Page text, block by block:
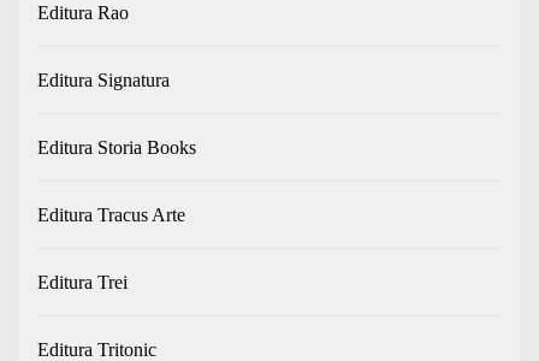
Editura Rao
Editura Signatura
Editura Storia Books
Editura Tracus Arte
Editura Trei
Editura Tritonic